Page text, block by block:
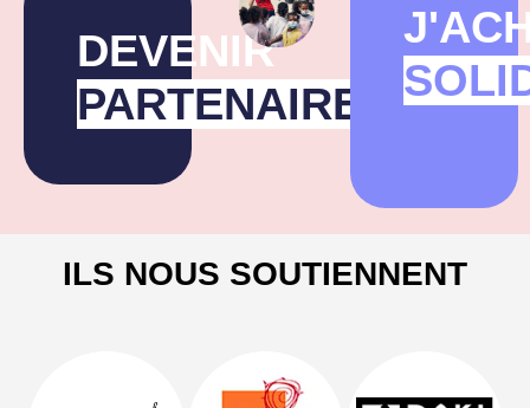
DEVENIR
PARTENAIRE
ILS NOUS SOUTIENNENT